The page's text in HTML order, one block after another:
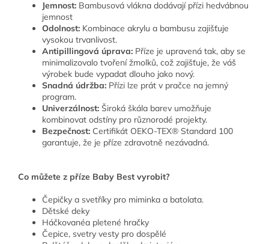
Jemnost: Bambusová vlákna dodávají přízi hedvábnou
jemnost
Odolnost: Kombinace akrylu a bambusu zajišťuje
vysokou trvanlivost.
Antipillingová úprava: Příze je upravená tak, aby se
minimalizovalo tvoření žmolků, což zajišťuje, že váš
výrobek bude vypadat dlouho jako nový.
Snadná údržba: Přízi lze prát v pračce na jemný
program.
Univerzálnost: Široká škála barev umožňuje
kombinovat odstíny pro různorodé projekty.
Bezpečnost: Certifikát OEKO-TEX® Standard 100
garantuje, že je příze zdravotně nezávadná.
Co můžete z příze Baby Best vyrobit?
Čepičky a svetříky pro miminka a batolata.
Dětské deky
Háčkovanéa pletené hračky
Čepice, svetry vesty pro dospělé